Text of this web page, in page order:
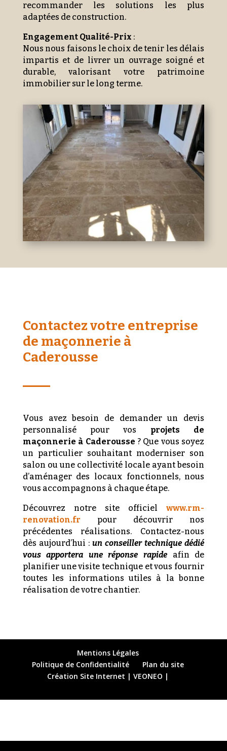
recommander les solutions les plus
adaptées de construction.
Engagement Qualité-Prix :
Nous nous faisons le choix de tenir les délais
impartis et de livrer un ouvrage soigné et
durable, valorisant votre patrimoine
immobilier sur le long terme.
Contactez votre entreprise
de maçonnerie à
Caderousse
Vous avez besoin de demander un devis
personnalisé pour vos projets de
maçonnerie à Caderousse ? Que vous soyez
un particulier souhaitant moderniser son
salon ou une collectivité locale ayant besoin
d’aménager des locaux fonctionnels, nous
vous accompagnons à chaque étape.
Découvrez notre site officielwww.rm-
renovation.fr
pour découvrir nos
précédentes réalisations. Contactez-nous
dès aujourd’hui : un conseiller technique dédié
vous apportera une réponse rapide afin de
planifier une visite technique et vous fournir
toutes les informations utiles à la bonne
réalisation de votre chantier.
Mentions Légales
Politique de Confidentialité
Plan du site
Création Site Internet | VEONEO |